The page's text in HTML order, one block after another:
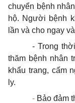
chuyển bệnh
hộ. Người bệnh
lần và cho ngay
- Trong
thăm bệnh nhân
khẩu trang, cấm
ly.
- Bảo đảm